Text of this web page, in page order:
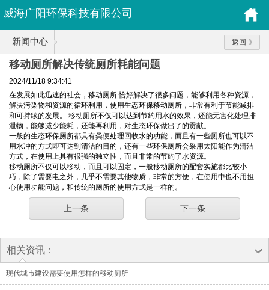
威海广阳环保科技有限公司
新闻中心 返回
移动厕所解决传统厕所耗能问题
2024/11/18 9:34:41
在发展如此迅速的社会，移动厕所 恰好解决了很多问题，能够利用各种资源，
解决污染物和资源的循环利用，使用生态环保移动厕所，非常有利于节能减排
和可持续的发展。 移动厕所不仅可以达到节约用水的效果，还能无害化处理排
泄物，能够减少能耗，还能再利用，对生态环保做出了的贡献。
一般的生态环保厕所都具有粪便处理回收水的功能，而且有一些厕所也可以不
用水冲的方式即可达到清洁的目的，还有一些环保厕所会采用太阳能作为清洁
方式，在使用上具有很强的独立性，而且非常的节约了水资源。
移动厕所不仅可以移动，而且可以固定，一般移动厕所的配套实施都比较小
巧，除了需要电之外，几乎不需要其他物质，非常的方便，在使用中也不用担
心使用功能问题，和传统的厕所的使用方式是一样的。
上一条 下一条
相关资讯：
现代城市建设需要使用怎样的移动厕所